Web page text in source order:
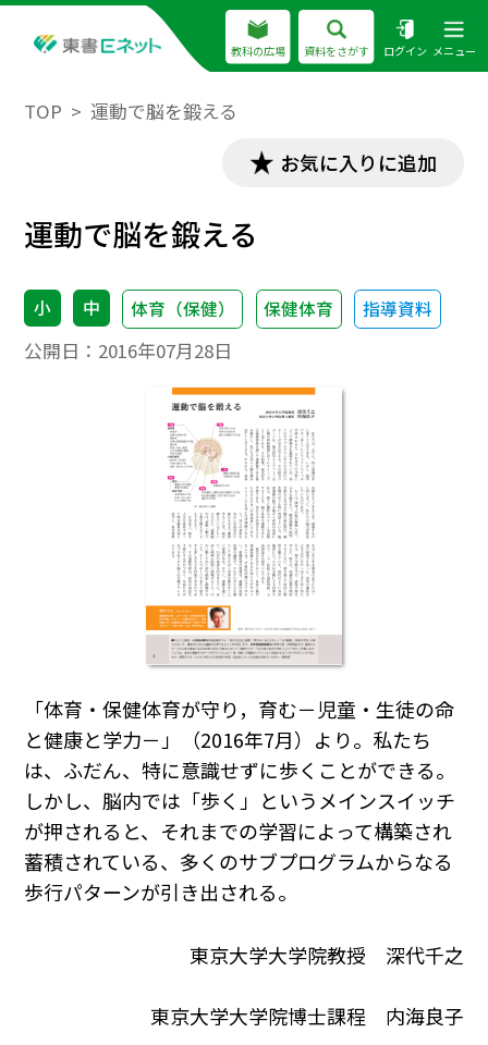
教科の広場 資料をさがす ログイン メニュー
TOP 運動で脳を鍛える
お気に入りに追加
運動で脳を鍛える
小 中 体育（保健） 保健体育 指導資料
公開日： 2016年07月28日
「体育・保健体育が守り，育む－児童・生徒の命
と健康と学力－」（2016年7月）より。私たち
は、ふだん、特に意識せずに歩くことができる。
しかし、脳内では「歩く」というメインスイッチ
が押されると、それまでの学習によって構築され
蓄積されている、多くのサブプログラムからなる
歩行パターンが引き出される。
東京大学大学院教授 深代千之
東京大学大学院博士課程 内海良子